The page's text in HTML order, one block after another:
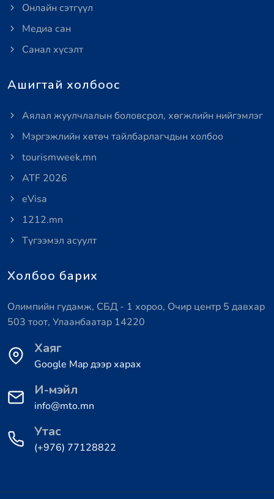
Онлайн сэтгүүл
Медиа сан
Санал хүсэлт
Ашигтай холбоос
Аялал жуулчлалын боловсрол, хөгжлийн нийгэмлэг
Мэргэжлийн хөтөч тайлбарлагчдын холбоо
tourismweek.mn
ATF 2026
eVisa
1212.mn
Түгээмэл асуулт
Холбоо барих
Олимпийн гудамж, СБД - 1 хороо, Очир центр 5 давхар
503 тоот, Улаанбаатар 14220
Хаяг
Google Map дээр харах
И-мэйл
info@mto.mn
Утас
(+976) 77128822